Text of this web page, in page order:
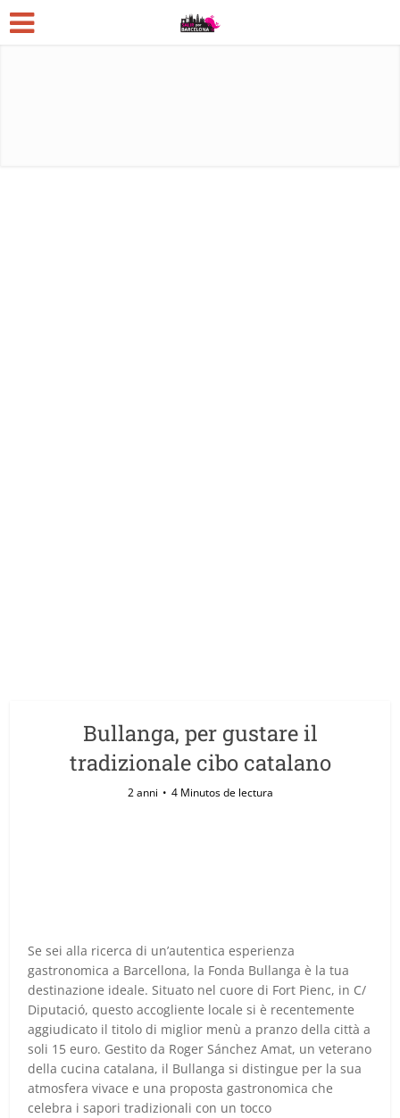
Bullanga, per gustare il
tradizionale cibo catalano
2 anni 4 Minutos de lectura
Se sei alla ricerca di un’autentica esperienza
gastronomica a Barcellona, la Fonda Bullanga è la tua
destinazione ideale. Situato nel cuore di Fort Pienc, in C/
Diputació, questo accogliente locale si è recentemente
aggiudicato il titolo di miglior menù a pranzo della città a
soli 15 euro. Gestito da Roger Sánchez Amat, un veterano
della cucina catalana, il Bullanga si distingue per la sua
atmosfera vivace e una proposta gastronomica che
celebra i sapori tradizionali con un tocco